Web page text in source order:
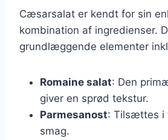
Cæsarsalat er kendt for sin
kombination af ingredienser.
grundlæggende elementer
Romaine salat: Den
giver en sprød tekstur.
Parmesanost: Tilsættes i
smag.